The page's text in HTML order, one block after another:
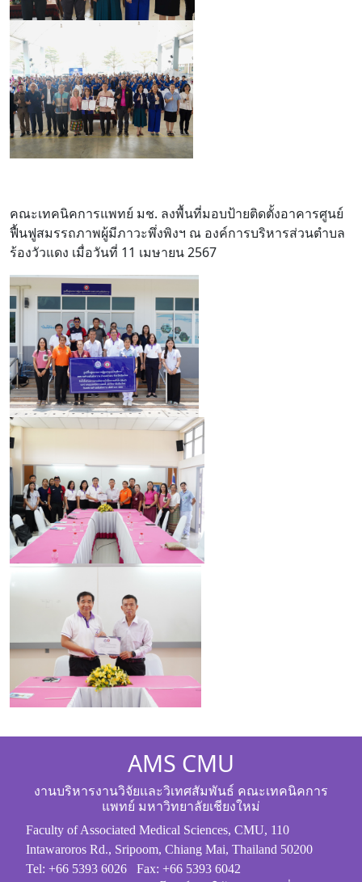
คณะเทคนิคการแพทย์ มช. ลงพื้นที่มอบป้ายติดตั้งอาคารศูนย์
ฟื้นฟูสมรรถภาพผู้มีภาวะพึ่งพิงฯ ณ องค์การบริหารส่วนตำบล
ร้องวัวแดง เมื่อวันที่ 11 เมษายน 2567
AMS CMU
งานบริหารงานวิจัยและวิเทศสัมพันธ์ คณะเทคนิคการ
แพทย์ มหาวิทยาลัยเชียงใหม่
Faculty of Associated Medical Sciences, CMU, 110
Intawaroros Rd., Sripoom, Chiang Mai, Thailand 50200
Tel: +66 5393 6026 Fax: +66 5393 6042